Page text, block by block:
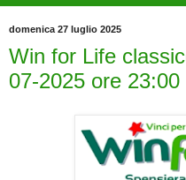
domenica 27 luglio 2025
Win for Life
07-2025 ore 23:00